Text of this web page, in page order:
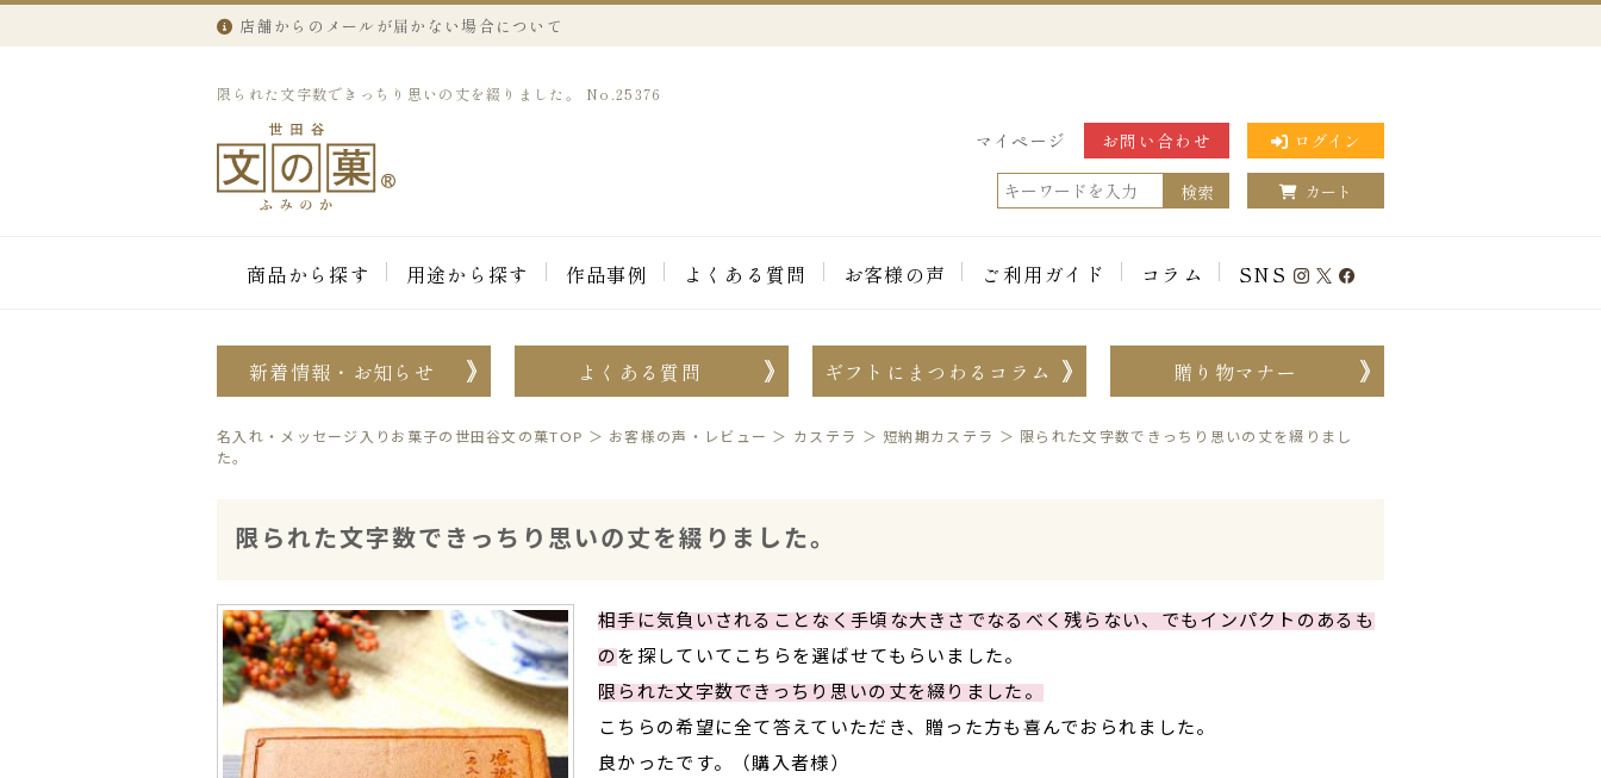
店舗からのメールが届かない場合について
限られた文字数できっちり思いの丈を綴りました。 No.25376
マイページ お問い合わせ ログイン
検索 カート
商品から探す 用途から探す 作品事例 よくある質問 お客様の声 ご利用ガイド コラム SNS
新着情報・お知らせ よくある質問 ギフトにまつわるコラム 贈り物マナー
名入れ・メッセージ入りお菓子の世田谷文の菓TOP ＞ お客様の声・レビュー ＞ カステラ ＞ 短納期カステラ ＞
限られた文字数できっちり思いの丈を綴りまし
た。
限られた文字数できっちり思いの丈を綴りました。
相手に気負いされることなく手頃な大きさでなるべく残らない、でもインパクトのあるも
の を探していてこちらを選ばせてもらいました。
限られた文字数できっちり思いの丈を綴りました。
こちらの希望に全て答えていただき、贈った方も喜んでおられました。
良かったです。（購入者様）